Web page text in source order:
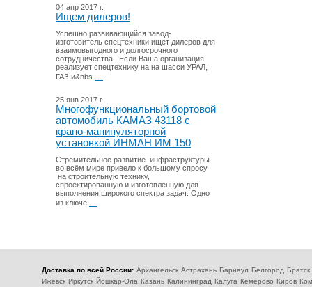
04 апр 2017 г.
Ищем дилеров!
Успешно развивающийся завод-
изготовитель спецтехники ищет дилеров для
взаимовыгодного и долгосрочного
сотрудничества. Если Ваша организация
реализует спецтехнику на на шасси УРАЛ,
ГАЗ и&nbs ...
25 янв 2017 г.
Многофункциональный бортовой
автомобиль КАМАЗ 43118 с
крано-манипуляторной
установкой ИНМАН ИМ 150
Стремительное развитие инфраструктуры
во всём мире привело к большому спросу
на строительную технику,
спроектированную и изготовленную для
выполнения широкого спектра задач. Одно
из ключе ...
Доставка по всей России: Архангельск Астрахань Барнаул Белгород Братск
Ижевск Иркутск Йошкар-Ола Казань Калининград Калуга Кемерово Киров